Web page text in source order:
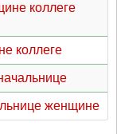
коллеге
коллеге
женщине